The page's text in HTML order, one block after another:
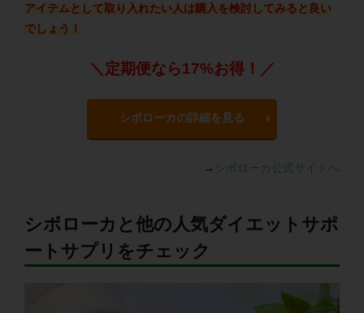
アイテムとして取り入れたい人は購入を検討してみると良い
でしょう！
＼定期便なら17%お得！／
シボローカの詳細を見る
→ シボローカ公式サイトへ
シボローカと他の人気ダイエットサポ
ートサプリをチェック